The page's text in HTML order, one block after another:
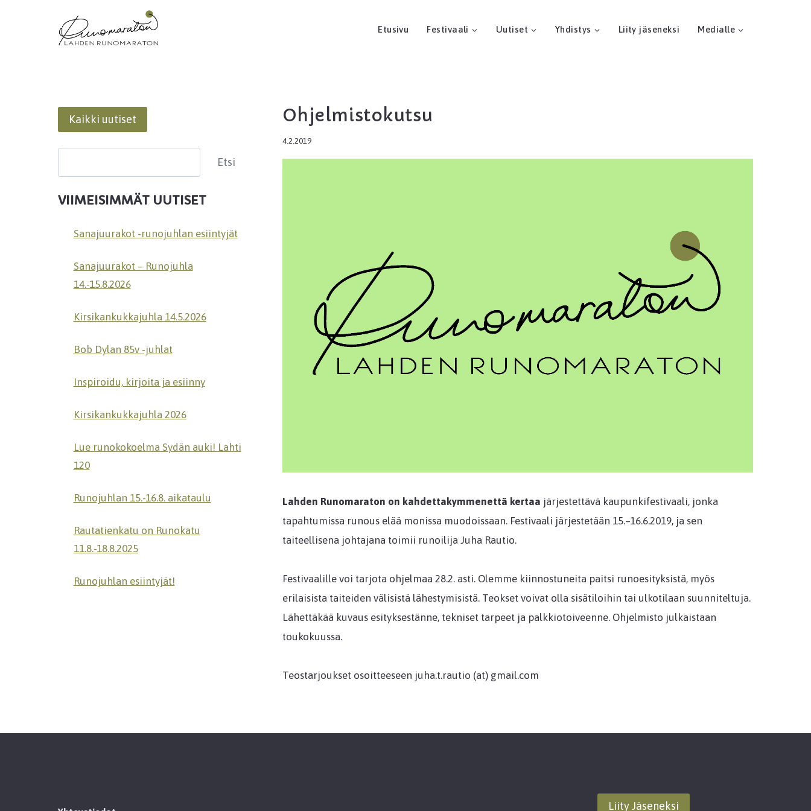
Etusivu Festivaali Uutiset Yhdistys Liity jäseneksi Medialle
Ohjelmistokutsu
4.2.2019
Lahden Runomaraton on kahdettakymmenettä kertaa järjestettävä kaupunkifestivaali, jonka
tapahtumissa runous elää monissa muodoissaan. Festivaali järjestetään 15.–16.6.2019, ja sen
taiteellisena johtajana toimii runoilija Juha Rautio.
Festivaalille voi tarjota ohjelmaa 28.2. asti. Olemme kiinnostuneita paitsi runoesityksistä, myös
erilaisista taiteiden välisistä lähestymisistä. Teokset voivat olla sisätiloihin tai ulkotilaan suunniteltuja.
Lähettäkää kuvaus esityksestänne, tekniset tarpeet ja palkkiotoiveenne. Ohjelmisto julkaistaan
toukokuussa.
Teostarjoukset osoitteeseen juha.t.rautio (at) gmail.com
Kaikki uutiset
Etsi
VIIMEISIMMÄT UUTISET
Sanajuurakot -runojuhlan esiintyjät
Sanajuurakot – Runojuhla
14.-15.8.2026
Kirsikankukkajuhla 14.5.2026
Bob Dylan 85v -juhlat
Inspiroidu, kirjoita ja esiinny
Kirsikankukkajuhla 2026
Lue runokokoelma Sydän auki! Lahti
120
Runojuhlan 15.-16.8. aikataulu
Rautatienkatu on Runokatu
11.8.-18.8.2025
Runojuhlan esiintyjät!
Liity Jäseneksi